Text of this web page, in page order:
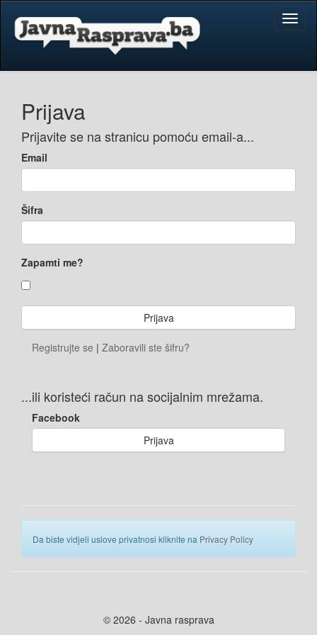
Prijava
Prijavite se na stranicu pomoću email-a...
Email
Šifra
Zapamti me?
Registrujte se | Zaboravili ste šifru?
...ili koristeći račun na socijalnim mrežama.
Facebook
Prijava
Da biste vidjeli uslove privatnosi kliknite na Privacy Policy
© 2026 - Javna rasprava